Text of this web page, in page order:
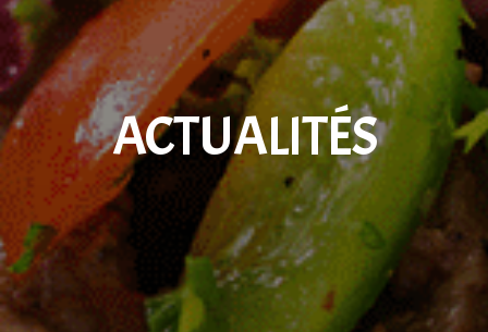
ACTUALITÉS